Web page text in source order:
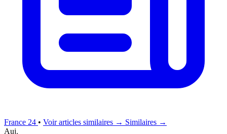
France 24 • Voir articles similaires → Similaires →
Auj.